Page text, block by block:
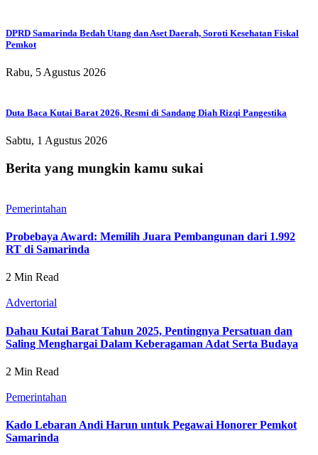
DPRD Samarinda Bedah Utang dan Aset Daerah, Soroti Kesehatan Fiskal
Pemkot
Rabu, 5 Agustus 2026
Duta Baca Kutai Barat 2026, Resmi di Sandang Diah Rizqi Pangestika
Sabtu, 1 Agustus 2026
Berita yang mungkin kamu sukai
Pemerintahan
Probebaya Award: Memilih Juara Pembangunan dari 1.992
RT di Samarinda
2 Min Read
Advertorial
Dahau Kutai Barat Tahun 2025, Pentingnya Persatuan dan
Saling Menghargai Dalam Keberagaman Adat Serta Budaya
2 Min Read
Pemerintahan
Kado Lebaran Andi Harun untuk Pegawai Honorer Pemkot
Samarinda